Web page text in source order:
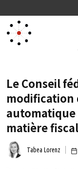
Le Conseil
modification
matière
Tabea Lorenz